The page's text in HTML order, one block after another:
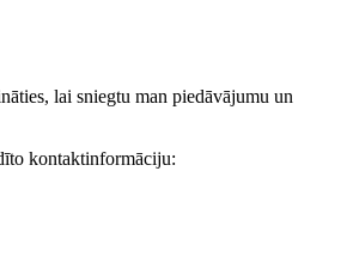
lai sniegtu man piedāvājumu un
kontaktinformāciju: